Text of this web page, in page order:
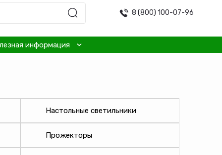
8 (800) 100-07-96
информация
Настольные светильники
Прожекторы